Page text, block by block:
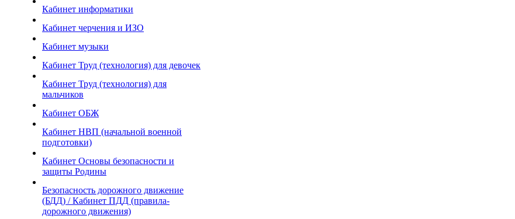
Кабинет информатики
Кабинет черчения и ИЗО
Кабинет музыки
Кабинет Труд (технология) для девочек
Кабинет Труд (технология) для
мальчиков
Кабинет ОБЖ
Кабинет НВП (начальной военной
подготовки)
Кабинет Основы безопасности и
защиты Родины
Безопасность дорожного движение
(БДД) / Кабинет ПДД (правила-
дорожного движения)